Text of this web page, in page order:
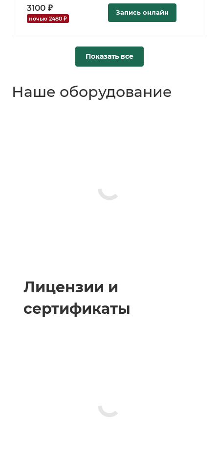
3100 ₽
ночью 2480 ₽
Запись онлайн
Показать все
Наше оборудование
Лицензии и
сертификаты